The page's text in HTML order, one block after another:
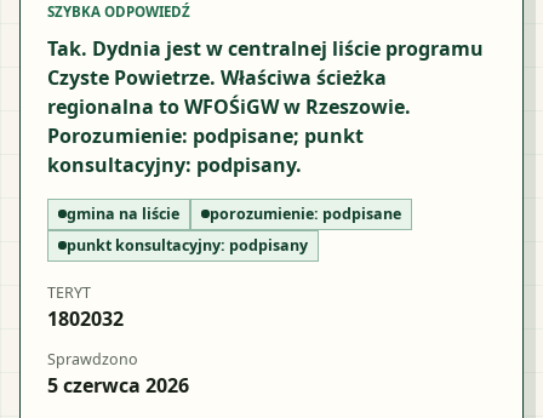
SZYBKA ODPOWIEDŹ
Tak. Dydnia jest w centralnej liście programu
Czyste Powietrze. Właściwa ścieżka
regionalna to WFOŚiGW w Rzeszowie.
Porozumienie: podpisane; punkt
konsultacyjny: podpisany.
gmina na liście porozumienie: podpisane
punkt konsultacyjny: podpisany
TERYT
1802032
Sprawdzono
5 czerwca 2026